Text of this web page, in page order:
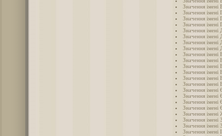
Значення імені
Значення імені
Значення імені
Значення імені
Значення імені
Значення імені
Значення імені
Значення імені
Значення імені
Значення імені
Значення імені
Значення імені
Значення імені
Значення імені
Значення імені
Значення імені
Значення імені
Значення імені
Значення імені
Значення імені
Значення імені
Значення імені